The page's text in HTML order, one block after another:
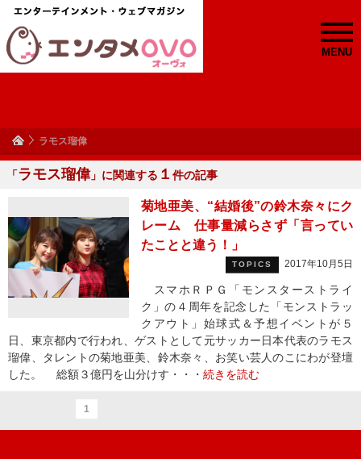
MENU
ラモス瑠偉
「ラモス瑠偉」に関連する １ 件の記事
菊地亜美、“結婚後”の鈴木奈々にク
レーム 仕事量減らさず「言ってい
たことと違う！」
TOPICS 2017年10月5日
スマホＲＰＧ「モンスターストライ
ク」の４周年を記念した「モンストラッ
クアウト」始球式＆予想イベントが５
日、東京都内で行われ、ゲストとして元サッカー日本代表のラモス
瑠偉、タレントの菊地亜美、鈴木奈々、お笑い芸人のこにわが登壇
した。 総額３億円を山分けす・・・ 続きを読む
1